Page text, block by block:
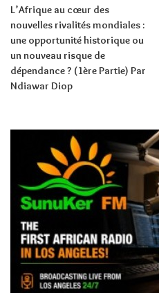
L’Afrique au cœur des
nouvelles rivalités mondiales :
une opportunité historique ou
un nouveau risque de
dépendance ? (1ère Partie) Par
Ndiawar Diop